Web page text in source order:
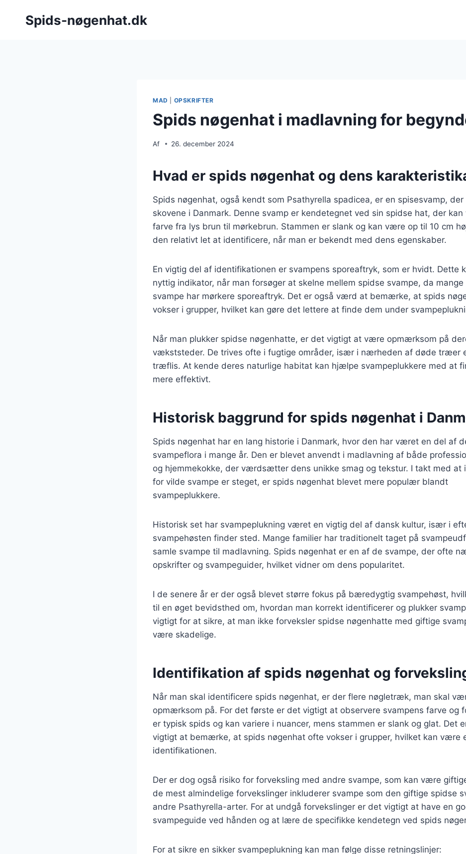
Spids-nøgenhat.dk
MAD OPSKRIFTER
Spids nøgenhat i madlavning for
Af 26. december 2024
Hvad er spids nøgenhat og dens
Spids nøgenhat, også kendt som Psathyrella spadicea, er en spisesvamp,
skovene i Danmark. Denne svamp er kendetegnet ved sin spidse hat, der kan
farve fra lys brun til mørkebrun. Stammen er slank og kan være op til 10 cm
den relativt let at identificere, når man er bekendt med dens egenskaber.
En vigtig del af identifikationen er svampens sporeaftryk, som er hvidt. Dette
nyttig indikator, når man forsøger at skelne mellem spidse svampe, da mange
svampe har mørkere sporeaftryk. Det er også værd at bemærke, at spids
vokser i grupper, hvilket kan gøre det lettere at finde dem under
Når man plukker spidse nøgenhatte, er det vigtigt at være opmærksom på
vækststeder. De trives ofte i fugtige områder, især i nærheden af døde træer
træflis. At kende deres naturlige habitat kan hjælpe svampeplukkere med at
mere effektivt.
Historisk baggrund for spids nøgenhat i
Spids nøgenhat har en lang historie i Danmark, hvor den har været en del af
svampeflora i mange år. Den er blevet anvendt i madlavning af både
og hjemmekokke, der værdsætter dens unikke smag og tekstur. I takt med at
for vilde svampe er steget, er spids nøgenhat blevet mere populær blandt
svampeplukkere.
Historisk set har svampeplukning været en vigtig del af dansk kultur, især i
svampehøsten finder sted. Mange familier har traditionelt taget på
samle svampe til madlavning. Spids nøgenhat er en af de svampe, der ofte
opskrifter og svampeguider, hvilket vidner om dens popularitet.
I de senere år er der også blevet større fokus på bæredygtig svampehøst,
til en øget bevidsthed om, hvordan man korrekt identificerer og plukker
vigtigt for at sikre, at man ikke forveksler spidse nøgenhatte med giftige
være skadelige.
Identifikation af spids nøgenhat og
Når man skal identificere spids nøgenhat, er der flere nøgletræk, man skal
opmærksom på. For det første er det vigtigt at observere svampens farve og
er typisk spids og kan variere i nuancer, mens stammen er slank og glat. Det
vigtigt at bemærke, at spids nøgenhat ofte vokser i grupper, hvilket kan være
identifikationen.
Der er dog også risiko for forveksling med andre svampe, som kan være
de mest almindelige forvekslinger inkluderer svampe som den giftige spidse
andre Psathyrella-arter. For at undgå forvekslinger er det vigtigt at have en
svampeguide ved hånden og at lære de specifikke kendetegn ved spids
For at sikre en sikker svampeplukning kan man følge disse retningslinjer: